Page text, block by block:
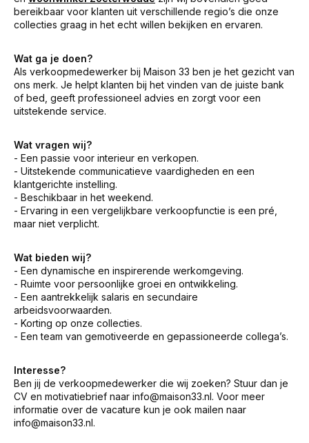
bereikbaar voor klanten uit verschillende regio’s die onze
collecties graag in het echt willen bekijken en ervaren.
Wat ga je doen?
Als verkoopmedewerker bij Maison 33 ben je het gezicht van
ons merk. Je helpt klanten bij het vinden van de juiste bank
of bed, geeft professioneel advies en zorgt voor een
uitstekende service.
Wat vragen wij?
- Een passie voor interieur en verkopen.
- Uitstekende communicatieve vaardigheden en een
klantgerichte instelling.
- Beschikbaar in het weekend.
- Ervaring in een vergelijkbare verkoopfunctie is een pré,
maar niet verplicht.
Wat bieden wij?
- Een dynamische en inspirerende werkomgeving.
- Ruimte voor persoonlijke groei en ontwikkeling.
- Een aantrekkelijk salaris en secundaire
arbeidsvoorwaarden.
- Korting op onze collecties.
- Een team van gemotiveerde en gepassioneerde collega’s.
Interesse?
Ben jij de verkoopmedewerker die wij zoeken? Stuur dan je
CV en motivatiebrief naar info@maison33.nl. Voor meer
informatie over de vacature kun je ook mailen naar
info@maison33.nl.